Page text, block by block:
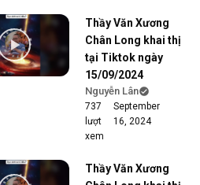
Thầy Văn Xương
Chân Long khai thị
tại Tiktok ngày
15/09/2024
Nguyễn Lân
737
lượt
xem
September
16, 2024
Thầy Văn Xương